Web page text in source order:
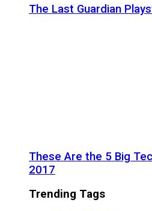
The Last Guardian
These Are the 5 Big
2017
Trending Tags